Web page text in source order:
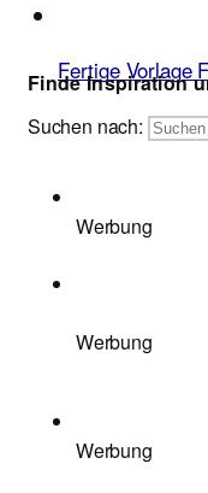
Fertige Vorlage
Finde Inspiration
Suchen nach:
Werbung
Werbung
Werbung